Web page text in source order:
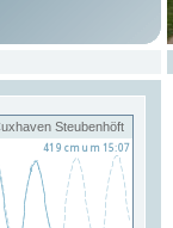
Steubenhöft